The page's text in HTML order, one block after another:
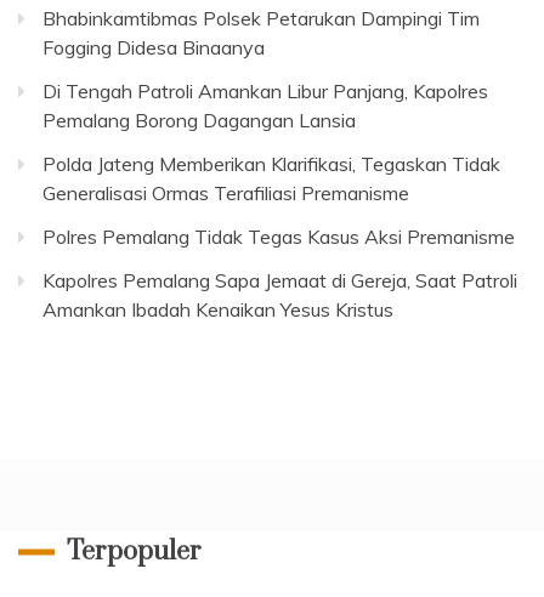
Bhabinkamtibmas Polsek Petarukan Dampingi Tim
Fogging Didesa Binaanya
Di Tengah Patroli Amankan Libur Panjang, Kapolres
Pemalang Borong Dagangan Lansia
Polda Jateng Memberikan Klarifikasi, Tegaskan Tidak
Generalisasi Ormas Terafiliasi Premanisme
Polres Pemalang Tidak Tegas Kasus Aksi Premanisme
Kapolres Pemalang Sapa Jemaat di Gereja, Saat Patroli
Amankan Ibadah Kenaikan Yesus Kristus
Terpopuler